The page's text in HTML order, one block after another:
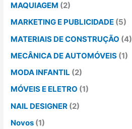
MAQUIAGEM (2)
MARKETING E PUBLICIDADE (5)
MATERIAIS DE CONSTRUÇÃO (4)
MECÂNICA DE AUTOMÓVEIS (1)
MODA INFANTIL (2)
MÓVEIS E ELETRO (1)
NAIL DESIGNER (2)
Novos (1)